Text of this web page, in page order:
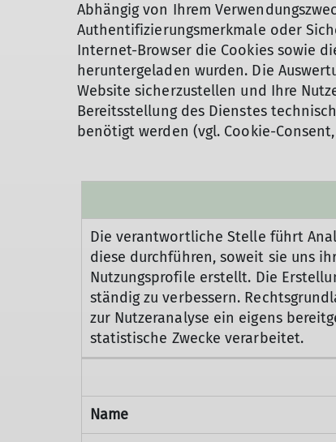
Abhängig von Ihrem
Authentifizierungsmerkmale oder
Internet-Browser die Cookies sowie
heruntergeladen wurden. Die
Website sicherzustellen und Ihre
Bereitsstellung des Dienstes
benötigt werden (vgl. Cookie-
Die verantwortliche Stelle führt
diese durchführen, soweit sie uns
Nutzungsprofile erstellt. Die
ständig zu verbessern.
zur Nutzeranalyse ein eigens
statistische Zwecke verarbeitet.
Name